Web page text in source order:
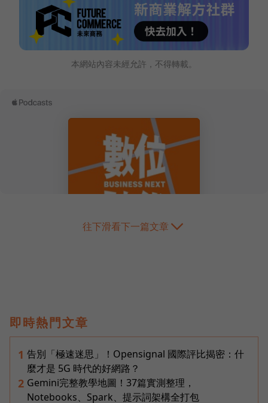
本網站內容未經允許，不得轉載。
往下滑看下一篇文章
即時熱門文章
1 告別「極速迷思」！Opensignal 國際評比揭密：什
麼才是 5G 時代的好網路？
2 Gemini完整教學地圖！37篇實測整理，
Notebooks、Spark、提示詞架構全打包